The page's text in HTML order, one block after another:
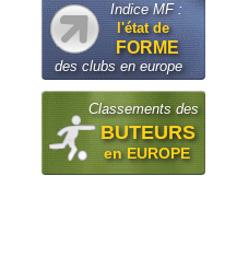
Indice MF :
l'état de
FORME
des clubs en europe
Classements des
BUTEURS
en EUROPE